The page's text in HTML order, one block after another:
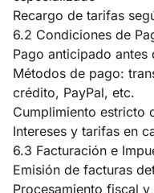
Recargo de tarifas
6.2 Condiciones de
Pago anticipado
Métodos de pago:
crédito, PayPal, etc.
Cumplimiento estricto
Intereses y tarifas en
6.3 Facturación e
Emisión de facturas
Procesamiento fiscal